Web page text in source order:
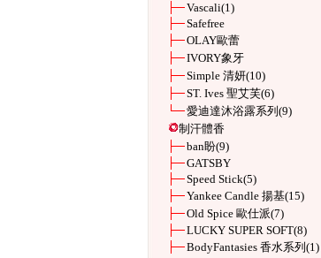
Vascali(1)
Safefree
OLAY歐蕾
IVORY象牙
Simple 清妍(10)
ST. Ives 聖艾芙(6)
愛迪達沐浴露系列 (9)
制汗體香
ban盼(9)
GATSBY
Speed Stick(5)
Yankee Candle 揚基(15)
Old Spice 歐仕派(7)
LUCKY SUPER SOFT(8)
BodyFantasies 香水系列 (1)